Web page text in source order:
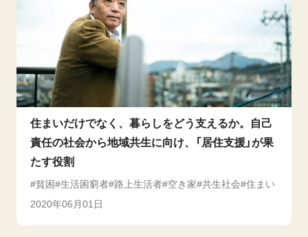
住まいだけでなく、暮らしをどう支えるか。自己
責任の社会から地域共生に向け、「居住支援」が果
たす役割
貧困 生活困窮者 路上生活者 空き家 共生社会 住まい
2020年06月01日